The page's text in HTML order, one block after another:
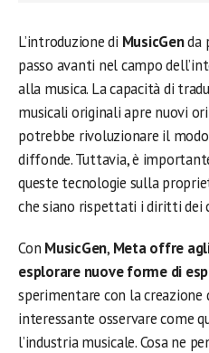
L’introduzione di MusicGenda
passo avanti nel campo
alla musica. La capacità di
musicali originali apre nuovi
potrebbe rivoluzionare il modo
diffonde. Tuttavia, è
queste tecnologie sulla
che siano rispettati i diritti dei
Con MusicGen, Meta offre
esplorare nuove forme di
sperimentare con la creazione
interessante osservare come
l’industria musicale. Cosa ne